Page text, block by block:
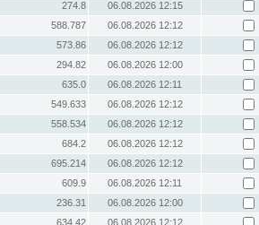
274.8
06.08.2026 12:15
588.787
06.08.2026 12:12
573.86
06.08.2026 12:12
294.82
06.08.2026 12:00
635.0
06.08.2026 12:11
549.633
06.08.2026 12:12
558.534
06.08.2026 12:12
684.2
06.08.2026 12:12
695.214
06.08.2026 12:12
609.9
06.08.2026 12:11
236.31
06.08.2026 12:00
634.42
06.08.2026 12:12